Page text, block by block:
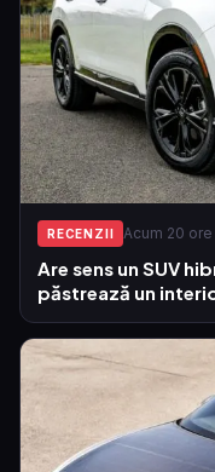
RECENZII Acum 20 ore
Are sens un SUV
păstrează un